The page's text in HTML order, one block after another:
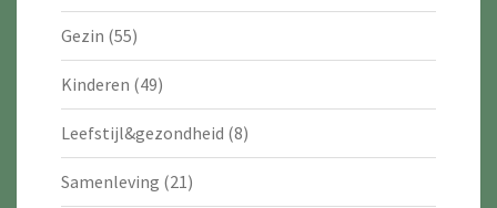
Gezin (55)
Kinderen (49)
Leefstijl&gezondheid (8)
Samenleving (21)